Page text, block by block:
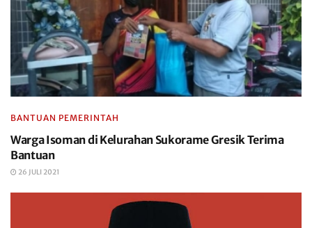
BANTUAN PEMERINTAH
Warga Isoman di Kelurahan Sukorame Gresik Terima
Bantuan
26 JULI 2021